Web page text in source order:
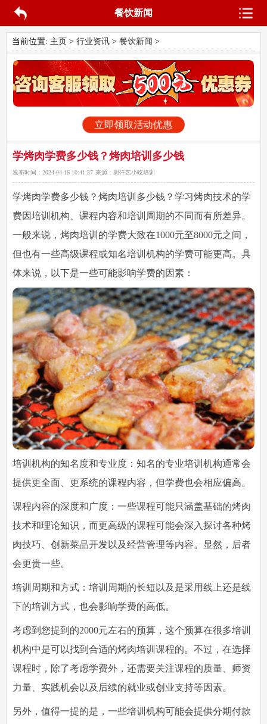
餐饮新闻
当前位置: 主页 > 行业资讯> 餐饮新闻 >
立即领取活动优惠
学烤肉学费多少钱？烤肉培训多少钱
发布时间： 2024-04-16 10:41:37 来源： 厨仟艺小吃培训
学烤肉学费多少钱 ？烤肉培训多少钱？学习烤肉技术的学
费因培训机构、课程内容和培训周期的不同而有所差异。
一般来说，烤肉培训的学费大致在1000元至8000元之间，
但也有一些高级课程或知名培训机构的学费可能更高。具
体来说，以下是一些可能影响学费的因素：
培训机构的知名度和专业度：知名的专业培训机构通常会
提供更全面、更系统的课程内容，但学费也会相应偏高。
课程内容的深度和广度：一些课程可能只涵盖基础的烤肉
技术和理论知识，而更高级的课程可能会深入探讨各种烤
肉技巧、创新菜品开发以及经营管理等内容。显然，后者
会更贵一些。
培训周期和方式：培训周期的长短以及是采用线上还是线
下的培训方式，也会影响学费的高低。
考虑到您提到的2000元左右的预算，这个预算在很多培训
机构中是可以找到合适的烤肉培训课程的。不过，在选择
课程时，除了考虑学费外，还需要关注课程的质量、师资
力量、实践机会以及后续的就业或创业支持等因素。
另外，值得一提的是，一些培训机构可能会提供分期付款